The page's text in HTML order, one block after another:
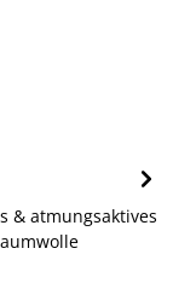
& atmungsaktives